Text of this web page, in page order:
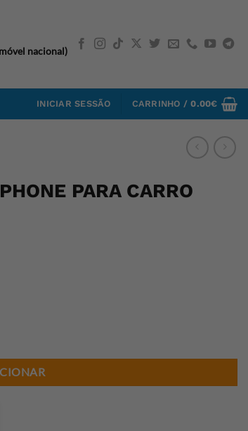
nacional)
INICIAR SESSÃO CARRINHO /0.00€
PARA CARRO